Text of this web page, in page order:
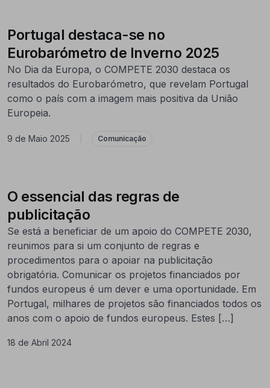
Portugal destaca-se no
Eurobarómetro de Inverno 2025
No Dia da Europa, o COMPETE 2030 destaca os
resultados do Eurobarómetro, que revelam Portugal
como o país com a imagem mais positiva da União
Europeia.
9 de Maio 2025 Comunicação
O essencial das regras de
publicitação
Se está a beneficiar de um apoio do COMPETE 2030,
reunimos para si um conjunto de regras e
procedimentos para o apoiar na publicitação
obrigatória. Comunicar os projetos financiados por
fundos europeus é um dever e uma oportunidade. Em
Portugal, milhares de projetos são financiados todos os
anos com o apoio de fundos europeus. Estes […]
18 de Abril 2024